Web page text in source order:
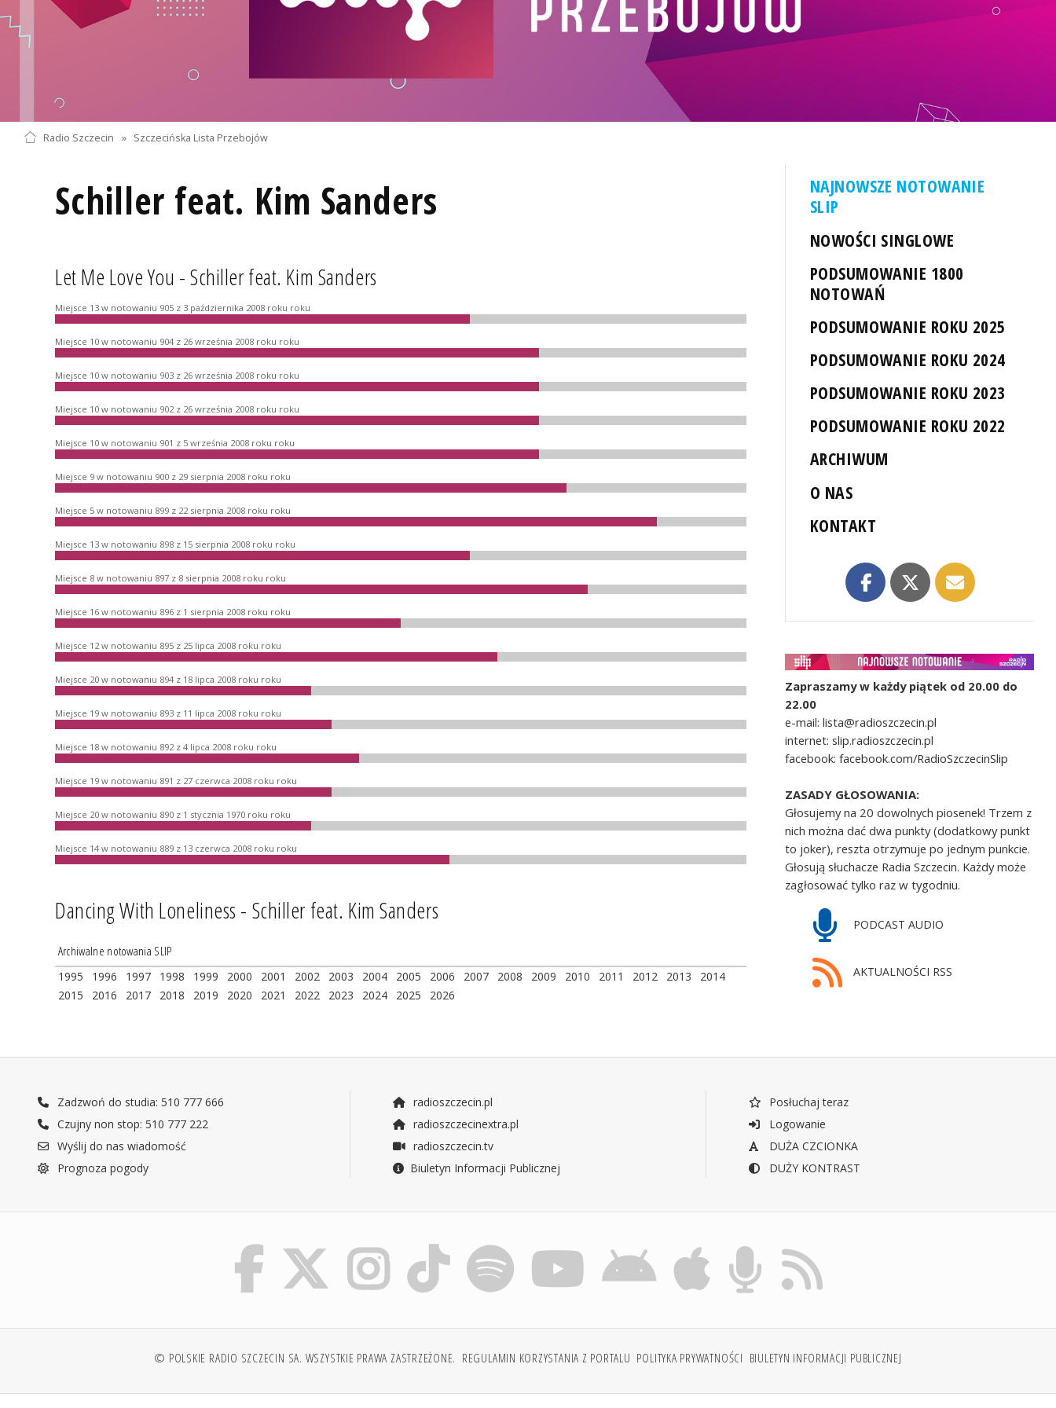
Radio Szczecin » Szczecińska Lista Przebojów
Schiller feat. Kim Sanders
Let Me Love You - Schiller feat. Kim Sanders
Miejsce 13 w notowaniu 905 z 3 października 2008 roku roku
Miejsce 10 w notowaniu 904 z 26 września 2008 roku roku
Miejsce 10 w notowaniu 903 z 26 września 2008 roku roku
Miejsce 10 w notowaniu 902 z 26 września 2008 roku roku
Miejsce 10 w notowaniu 901 z 5 września 2008 roku roku
Miejsce 9 w notowaniu 900 z 29 sierpnia 2008 roku roku
Miejsce 5 w notowaniu 899 z 22 sierpnia 2008 roku roku
Miejsce 13 w notowaniu 898 z 15 sierpnia 2008 roku roku
Miejsce 8 w notowaniu 897 z 8 sierpnia 2008 roku roku
Miejsce 16 w notowaniu 896 z 1 sierpnia 2008 roku roku
Miejsce 12 w notowaniu 895 z 25 lipca 2008 roku roku
Miejsce 20 w notowaniu 894 z 18 lipca 2008 roku roku
Miejsce 19 w notowaniu 893 z 11 lipca 2008 roku roku
Miejsce 18 w notowaniu 892 z 4 lipca 2008 roku roku
Miejsce 19 w notowaniu 891 z 27 czerwca 2008 roku roku
Miejsce 20 w notowaniu 890 z 1 stycznia 1970 roku roku
Miejsce 14 w notowaniu 889 z 13 czerwca 2008 roku roku
Dancing With Loneliness - Schiller feat. Kim Sanders
Archiwalne notowania SLIP
1995 1996 1997 1998 1999 2000 2001 2002 2003 2004 2005 2006 2007 2008 2009 2010 2011 2012 2013
2014
2015
2016 2017 2018 2019 2020 2021 2022 2023 2024 2025 2026
NAJNOWSZE NOTOWANIE
SLIP
NOWOŚCI SINGLOWE
PODSUMOWANIE 1800
NOTOWAŃ
PODSUMOWANIE ROKU 2025
PODSUMOWANIE ROKU 2024
PODSUMOWANIE ROKU 2023
PODSUMOWANIE ROKU 2022
ARCHIWUM
O NAS
KONTAKT
Zapraszamy w każdy piątek od 20.00 do
22.00
e-mail: lista@radioszczecin.pl
internet: slip.radioszczecin.pl
facebook: facebook.com/RadioSzczecinSlip
ZASADY GŁOSOWANIA:
Głosujemy na 20 dowolnych piosenek! Trzem z
nich można dać dwa punkty (dodatkowy punkt
to joker), reszta otrzymuje po jednym punkcie.
Głosują słuchacze Radia Szczecin. Każdy może
zagłosować tylko raz w tygodniu.
PODCAST AUDIO
AKTUALNOŚCI RSS
Zadzwoń do studia: 510 777 666
Czujny non stop: 510 777 222
Wyślij do nas wiadomość
Prognoza pogody
radioszczecin.pl
radioszczecinextra.pl
radioszczecin.tv
Biuletyn Informacji Publicznej
Posłuchaj teraz
Logowanie
DUŻA CZCIONKA
DUŻY KONTRAST
© POLSKIE RADIO SZCZECIN SA. WSZYSTKIE PRAWA ZASTRZEŻONE. REGULAMIN KORZYSTANIA Z PORTALU POLITYKA PRYWATNOŚCI BIULETYN INFORMACJI PUBLICZNEJ